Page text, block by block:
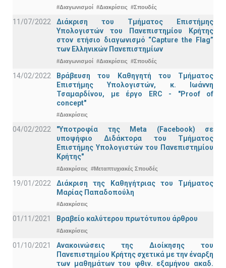
#Διαγωνισμοί #Διακρίσεις #Σπουδές
11/07/2022
Διάκριση του Τμήματος Επιστήμης
Υπολογιστών του Πανεπιστημίου Κρήτης
στον ετήσιο διαγωνισμό “Capture the Flag”
των Ελληνικών Πανεπιστημίων
#Διαγωνισμοί #Διακρίσεις #Σπουδές
14/02/2022
Βράβευση του Καθηγητή του Τμήματος
Επιστήμης Υπολογιστών, κ. Ιωάννη
Τσαμαρδίνου, με έργο ERC - "Proof of
concept"
#Διακρίσεις
04/02/2022
"Υποτροφία της Meta (Facebook) σε
υποψήφιο Διδάκτορα του Τμήματος
Επιστήμης Υπολογιστών του Πανεπιστημίου
Κρήτης"
#Διακρίσεις #Μεταπτυχιακές Σπουδές
19/01/2022
Διάκριση της Καθηγήτριας του Τμήματος
Μαρίας Παπαδοπούλη
#Διακρίσεις
01/11/2021 Bραβείο καλύτερου πρωτότυπου άρθρου
#Διακρίσεις
01/10/2021
Ανακοινώσεις της Διοίκησης του
Πανεπιστημίου Κρήτης σχετικά με την έναρξη
των μαθημάτων του φθιν. εξαμήνου ακαδ.